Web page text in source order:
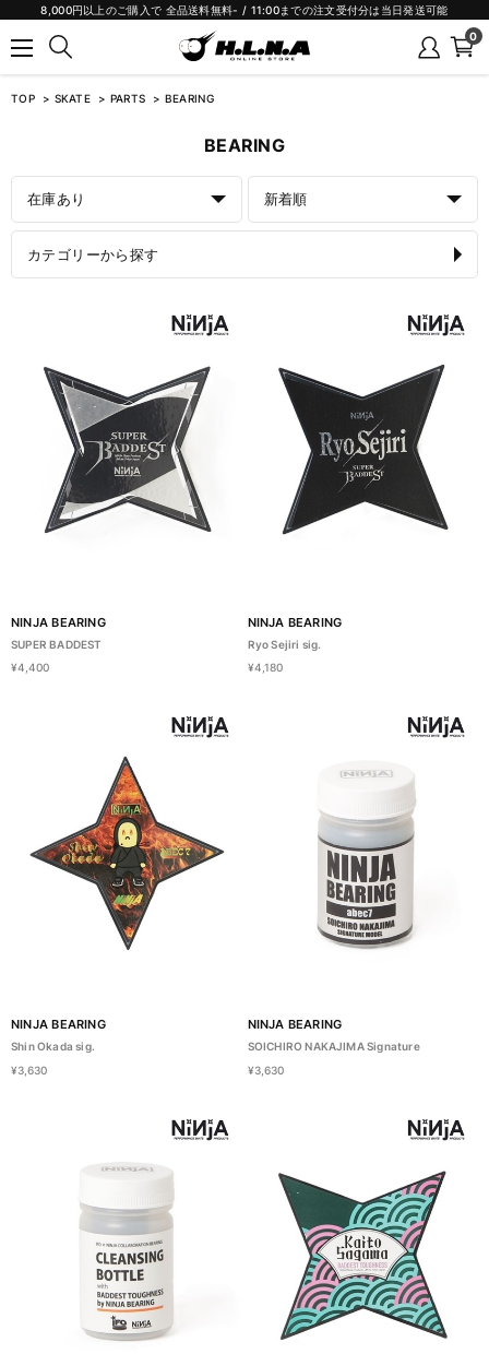
8,000円以上のご購入で 全品送料無料- / 11:00までの注文受付分は当日発送可能
0
TOP SKATE PARTS BEARING
BEARING
在庫あり 新着順
カテゴリーから探す
NINJA BEARING
SUPER BADDEST
¥4,400
NINJA BEARING
Ryo Sejiri sig.
¥4,180
NINJA BEARING
Shin Okada sig.
¥3,630
NINJA BEARING
SOICHIRO NAKAJIMA Signature
¥3,630